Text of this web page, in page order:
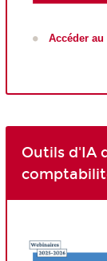
Accéder
Outils d'IA